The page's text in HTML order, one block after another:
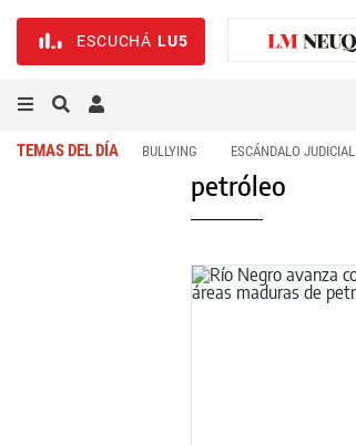
ESCUCHÁ LU5
TEMAS DEL DÍA BULLYING ESCÁNDALO JUDICIAL
petróleo